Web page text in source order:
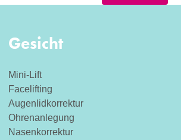
Gesicht
Mini-Lift
Facelifting
Augenlidkorrektur
Ohrenanlegung
Nasenkorrektur